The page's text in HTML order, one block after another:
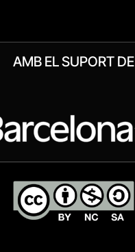
AMB EL SUPORT DE